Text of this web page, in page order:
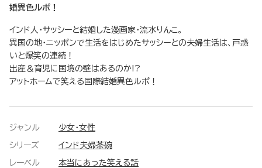
婚異色ルポ！
インド人・サッシーと結婚した漫画家・流水りんこ。
異国の地・ニッポンで生活をはじめたサッシーとの夫婦生活は、戸惑
いと爆笑の連続！
出産＆育児に国境の壁はあるのか!?
アットホームで笑える国際結婚異色ルポ！
ジャンル 少女・女性
シリーズ インド夫婦茶碗
レーベル 本当にあった笑える話